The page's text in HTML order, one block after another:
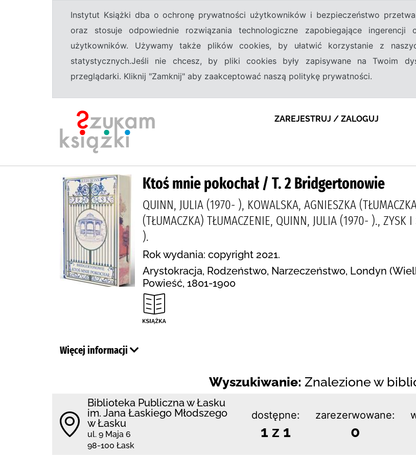
Instytut Książki dba o ochronę prywatności użytkowników i bezpieczeństwo
oraz stosuje odpowiednie rozwiązania technologiczne zapobiegające
użytkowników. Używamy także plików cookies, by ułatwić korzystanie z
statystycznych.Jeśli nie chcesz, by pliki cookies były zapisywane na Twoim
przeglądarki. Kliknij "Zamknij" aby zaakceptować naszą politykę prywatności.
ZAREJESTRUJ / ZALOGUJ
Ktoś mnie pokochał / T. 2 Bridgertonowie
QUINN, JULIA (1970- ), KOWALSKA, AGNIESZKA
(TŁUMACZKA) TŁUMACZENIE, QUINN, JULIA (1970- )., ZYSK
).
Rok wydania: copyright 2021.
Arystokracja, Rodzeństwo, Narzeczeństwo, Londyn
Powieść, 1801-1900
Więcej informacji
Wyszukiwanie: Znalezione w
Biblioteka Publiczna w Łasku
im. Jana Łaskiego Młodszego
w Łasku
ul. 9 Maja 6
98-100 Łask
dostępne:
1 z 1
zarezerwowane:
0